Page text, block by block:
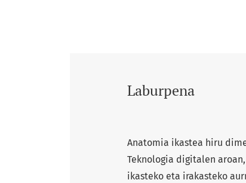
Laburpena
Anatomia ikastea hiru
Teknologia digitalen
ikasteko eta irakasteko